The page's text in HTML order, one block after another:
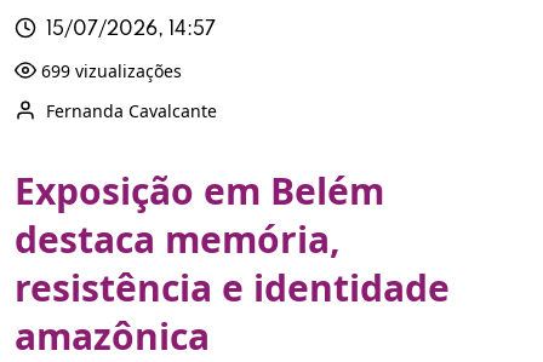
15/07/2026, 14:57
699 vizualizações
Fernanda Cavalcante
Exposição em Belém
destaca memória,
resistência e identidade
amazônica